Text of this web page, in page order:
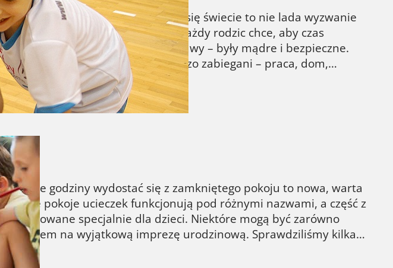
dynamicznie zmieniającym się świecie to nie lada wyzwanie
takich placówkach, jak żłobek. Każdy rodzic chce, aby czas
był dobrze wykorzystany, a zabawy – były mądre i bezpieczne.
my, rodzice, jesteśmy bardzo zabiegani – praca, dom,…
trakcie godziny wydostać się z zamkniętego pokoju to nowa, warta
pokoje ucieczek funkcjonują pod różnymi nazwami, a część z
adresowane specjalnie dla dzieci. Niektóre mogą być zarówno
na wyjątkową imprezę urodzinową. Sprawdziliśmy kilka…